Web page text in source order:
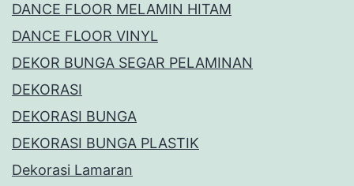
DANCE FLOOR MELAMIN HITAM
DANCE FLOOR VINYL
DEKOR BUNGA SEGAR PELAMINAN
DEKORASI
DEKORASI BUNGA
DEKORASI BUNGA PLASTIK
Dekorasi Lamaran